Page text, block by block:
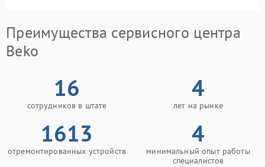
Преимущества сервисного центра
Beko
16
сотрудников в штате
4
лет на рынке
1613
отремонтированных устройств
4
минимальный опыт работы
специалистов